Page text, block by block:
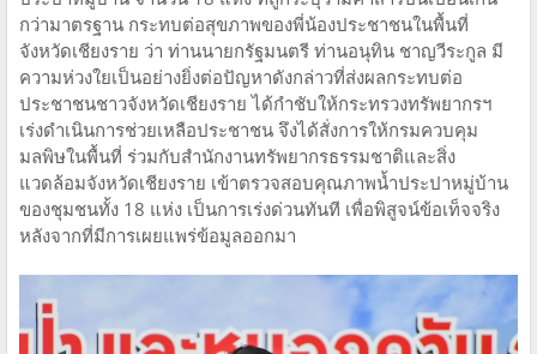
กว่ามาตรฐาน กระทบต่อสุขภาพของพี่น้องประชาชนในพื้นที่
จังหวัดเชียงราย ว่า ท่านนายกรัฐมนตรี ท่านอนุทิน ชาญวีระกูล มี
ความห่วงใยเป็นอย่างยิ่งต่อปัญหาดังกล่าวที่ส่งผลกระทบต่อ
ประชาชนชาวจังหวัดเชียงราย ได้กำชับให้กระทรวงทรัพยากรฯ
เร่งดำเนินการช่วยเหลือประชาชน จึงได้สั่งการให้กรมควบคุม
มลพิษในพื้นที่ ร่วมกับสำนักงานทรัพยากรธรรมชาติและสิ่ง
แวดล้อมจังหวัดเชียงราย เข้าตรวจสอบคุณภาพน้ำประปาหมู่บ้าน
ของชุมชนทั้ง 18 แห่ง เป็นการเร่งด่วนทันที เพื่อพิสูจน์ข้อเท็จจริง
หลังจากที่มีการเผยแพร่ข้อมูลออกมา